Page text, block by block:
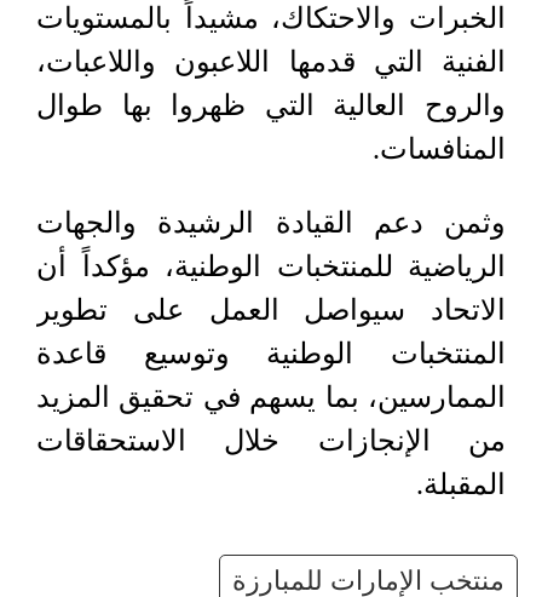
الخبرات والاحتكاك، مشيداً بالمستويات
الفنية التي قدمها اللاعبون واللاعبات،
والروح العالية التي ظهروا بها طوال
المنافسات.
وثمن دعم القيادة الرشيدة والجهات
الرياضية للمنتخبات الوطنية، مؤكداً أن
الاتحاد سيواصل العمل على تطوير
المنتخبات الوطنية وتوسيع قاعدة
الممارسين، بما يسهم في تحقيق المزيد
من الإنجازات خلال الاستحقاقات
المقبلة.
منتخب الإمارات للمبارزة